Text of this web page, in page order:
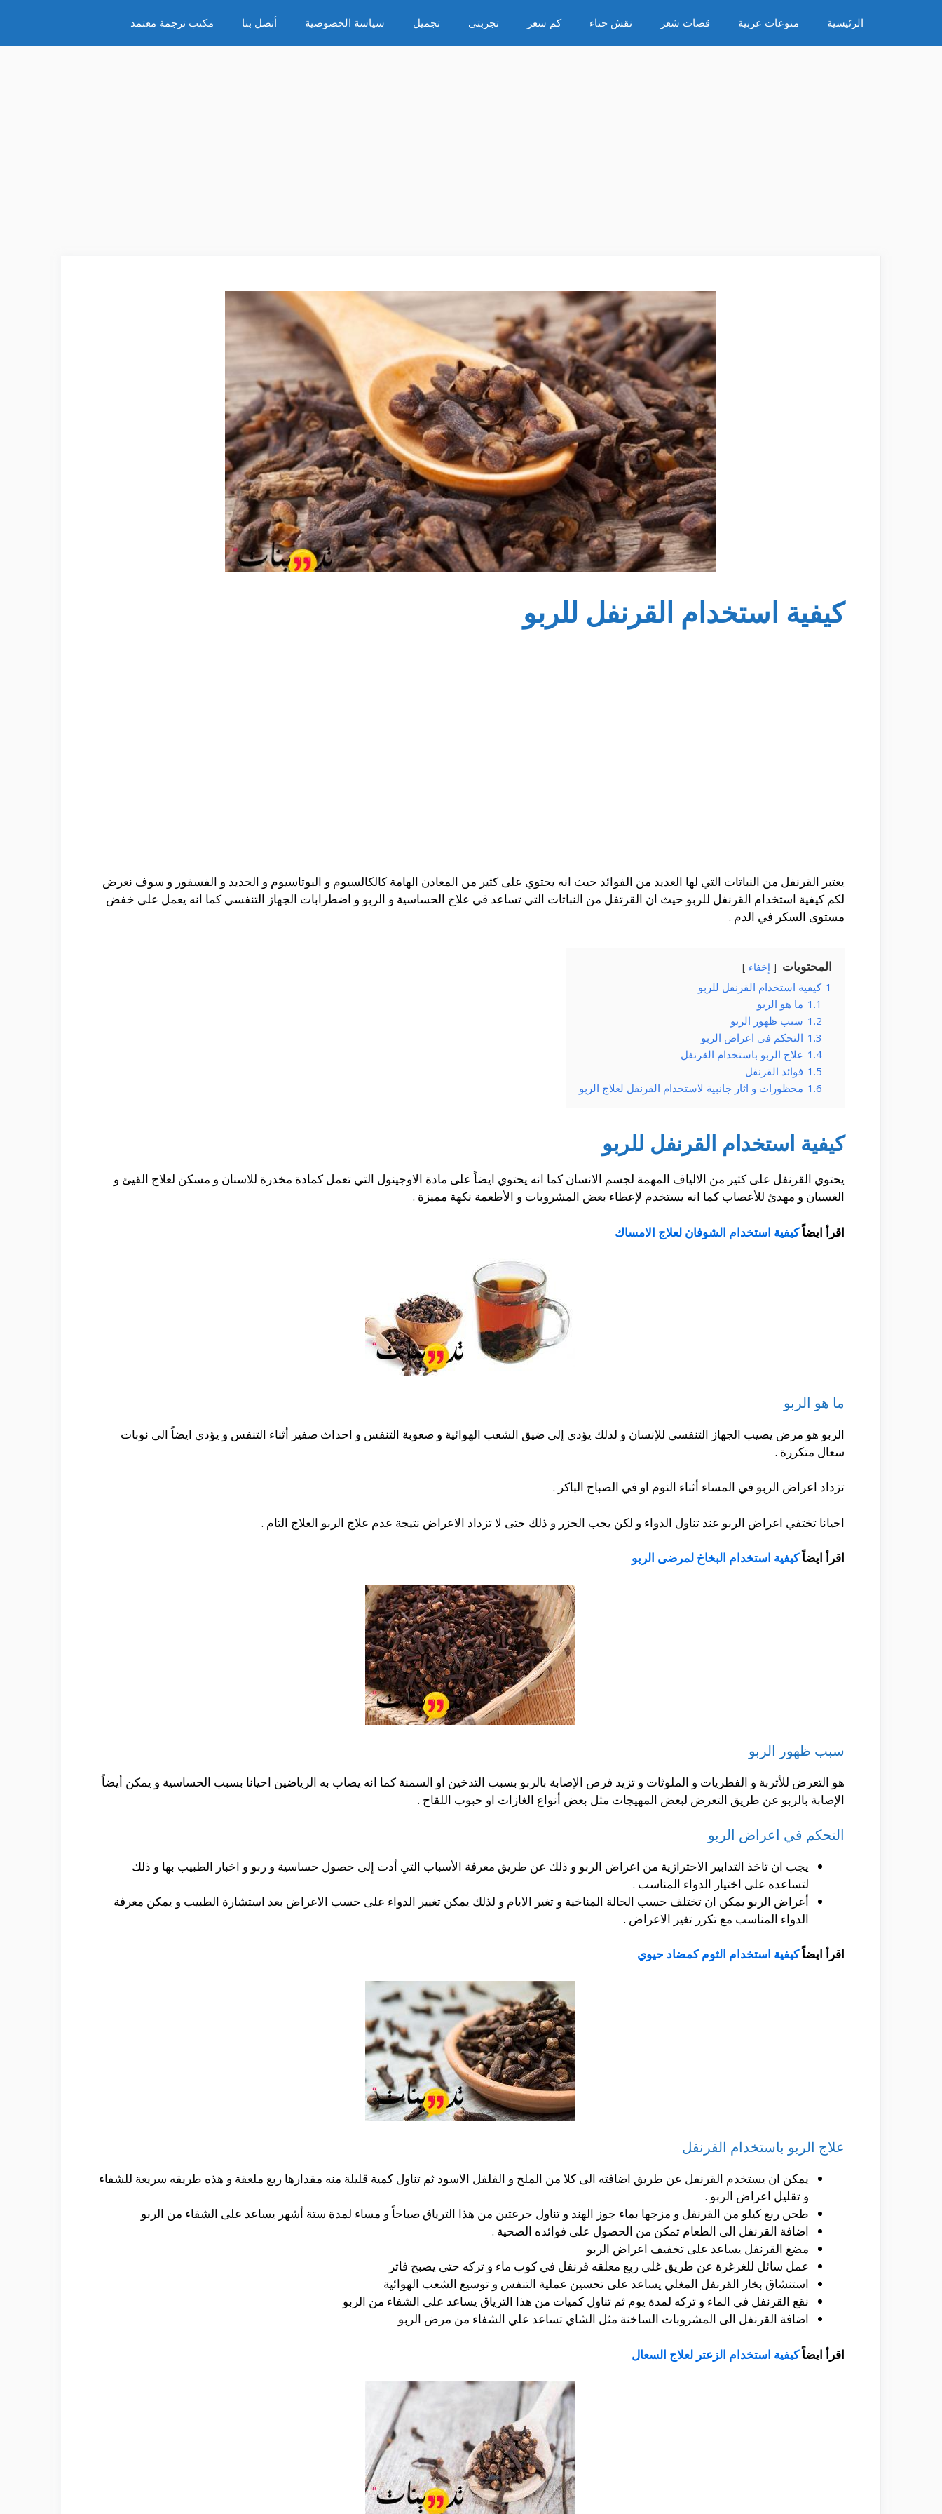
المحتوى
الرئيسية منوعات عربية قصات شعر نقش حناء كم سعر تجربتى تجميل سياسة الخصوصية أتصل بنا مكتب ترجمة معتمد
كيفية استخدام القرنفل للربو
يعتبر القرنفل من النباتات التي لها العديد من الفوائد حيث انه يحتوي على كثير من المعادن الهامة كالكالسيوم و البوتاسيوم و الحديد و الفسفور و سوف نعرض
لكم كيفية استخدام القرنفل للربو حيث ان القرتفل من النباتات التي تساعد في علاج الحساسية و الربو و اضطرابات الجهاز التنفسي كما انه يعمل على خفض
مستوى السكر في الدم .
المحتويات إخفاء
1 كيفية استخدام القرنفل للربو
1.1 ما هو الربو
1.2 سبب ظهور الربو
1.3 التحكم في اعراض الربو
1.4 علاج الربو باستخدام القرنفل
1.5 فوائد القرنفل
1.6 محظورات و اثار جانبية لاستخدام القرنفل لعلاج الربو
كيفية استخدام القرنفل للربو
يحتوي القرنفل على كثير من الالياف المهمة لجسم الانسان كما انه يحتوي ايضاً على مادة الاوجينول التي تعمل كمادة مخدرة للاسنان و مسكن لعلاج القيئ و
الغسيان و مهدئ للأعصاب كما انه يستخدم لإعطاء بعض المشروبات و الأطعمة نكهة مميزة .
اقرأ ايضاًكيفية استخدام الشوفان لعلاج الامساك
ما هو الربو
الربو هو مرض يصيب الجهاز التنفسي للإنسان و لذلك يؤدي إلى ضيق الشعب الهوائية و صعوبة التنفس و احداث صفير أثناء التنفس و يؤدي ايضاً الى نوبات
سعال متكررة .
تزداد اعراض الربو في المساء أثناء النوم او في الصباح الباكر .
احيانا تختفي اعراض الربو عند تناول الدواء و لكن يجب الحزر و ذلك حتى لا تزداد الاعراض نتيجة عدم علاج الربو العلاج التام .
اقرأ ايضاًكيفية استخدام البخاخ لمرضى الربو
سبب ظهور الربو
هو التعرض للأتربة و الفطريات و الملوثات و تزيد فرص الإصابة بالربو بسبب التدخين او السمنة كما انه يصاب به الرياضين احيانا بسبب الحساسية و يمكن أيضاً
الإصابة بالربو عن طريق التعرض لبعض المهيجات مثل بعض أنواع الغازات او حبوب اللقاح .
التحكم في اعراض الربو
يجب ان تاخذ التدابير الاحترازية من اعراض الربو و ذلك عن طريق معرفة الأسباب التي أدت إلى حصول حساسية و ربو و اخبار الطبيب بها و ذلك
لتساعده على اختيار الدواء المناسب .
أعراض الربو يمكن ان تختلف حسب الحالة المناخية و تغير الايام و لذلك يمكن تغيير الدواء على حسب الاعراض بعد استشارة الطبيب و يمكن معرفة
الدواء المناسب مع تكرر تغير الاعراض .
اقرأ ايضاًكيفية استخدام الثوم كمضاد حيوي
علاج الربو باستخدام القرنفل
يمكن ان يستخدم القرنفل عن طريق اضافته الى كلا من الملح و الفلفل الاسود ثم تناول كمية قليلة منه مقدارها ربع ملعقة و هذه طريقه سريعة للشفاء
و تقليل اعراض الربو .
طحن ربع كيلو من القرنفل و مزجها بماء جوز الهند و تناول جرعتين من هذا الترياق صباحاً و مساء لمدة ستة أشهر يساعد على الشفاء من الربو
اضافة القرنفل الى الطعام تمكن من الحصول على فوائده الصحية .
مضغ القرنفل يساعد على تخفيف اعراض الربو
عمل سائل للغرغرة عن طريق غلي ربع معلقه قرنفل في كوب ماء و تركه حتى يصبح فاتر
استنشاق بخار القرنفل المغلي يساعد على تحسين عملية التنفس و توسيع الشعب الهوائية
نقع القرنفل في الماء و تركه لمدة يوم ثم تناول كميات من هذا الترياق يساعد على الشفاء من الربو
اضافة القرنفل الى المشروبات الساخنة مثل الشاي تساعد علي الشفاء من مرض الربو
اقرأ ايضاًكيفية استخدام الزعتر لعلاج السعال